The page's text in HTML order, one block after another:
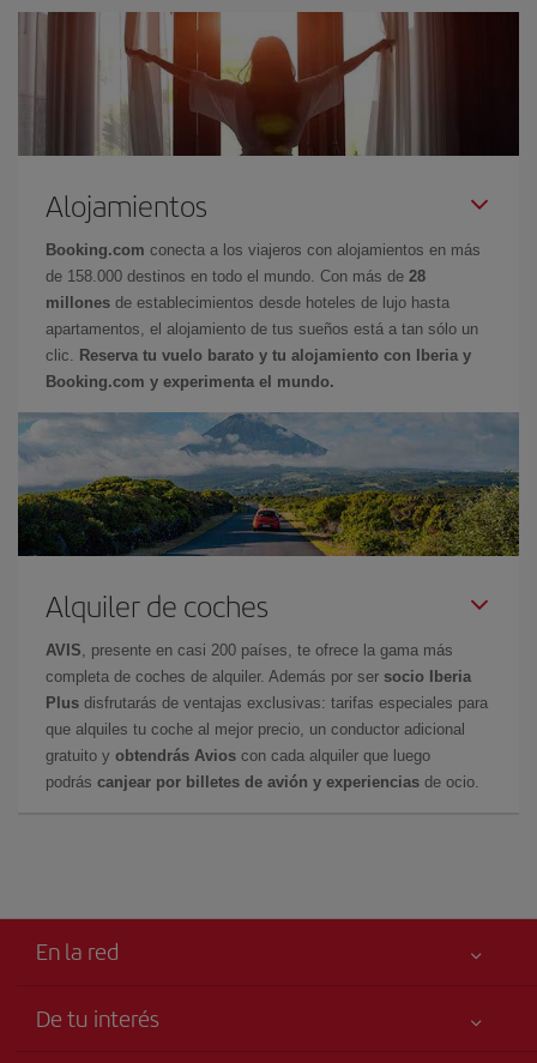
Alojamientos
Booking.com conecta a los viajeros con alojamientos en más
de 158.000 destinos en todo el mundo. Con más de 28
millones de establecimientos desde hoteles de lujo hasta
apartamentos, el alojamiento de tus sueños está a tan sólo un
clic.
Reserva tu vuelo barato y tu alojamiento con Iberia y
Booking.com y experimenta el mundo.
Alquiler de coches
AVIS , presente en casi 200 países, te ofrece la gama más
completa de coches de alquiler. Además por ser socio Iberia
Plus disfrutarás de ventajas exclusivas: tarifas especiales para
que alquiles tu coche al mejor precio, un conductor adicional
gratuito y obtendrás Avios con cada alquiler que luego
podrás canjear por billetes de avión y experiencias de ocio.
En la red
De tu interés